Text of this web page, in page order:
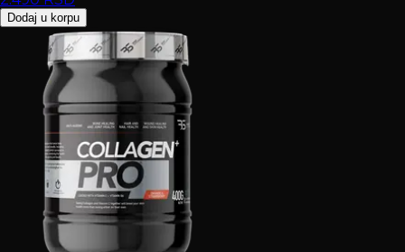
Dodaj u korpu